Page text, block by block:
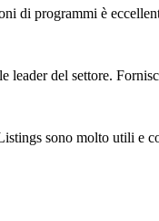
di programmi è
leader del settore.
sono molto utili